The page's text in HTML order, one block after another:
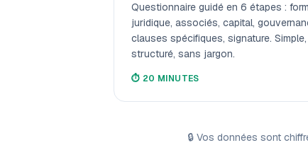
Questionnaire guidé en 6 étapes :
juridique, associés, capital,
clauses spécifiques, signature. Simple,
structuré, sans jargon.
⏱️ 20 MINUTES
🔒 Vos données sont